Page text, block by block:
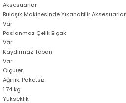
Aksesuarlar
Bulaşık Makinesinde Yıkanabilir Aksesuarlar
Var
Paslanmaz Çelik Bıçak
Var
Kaydırmaz Taban
Var
Ölçüler
Ağırlık: Paketsiz
1.74 kg
Yükseklik